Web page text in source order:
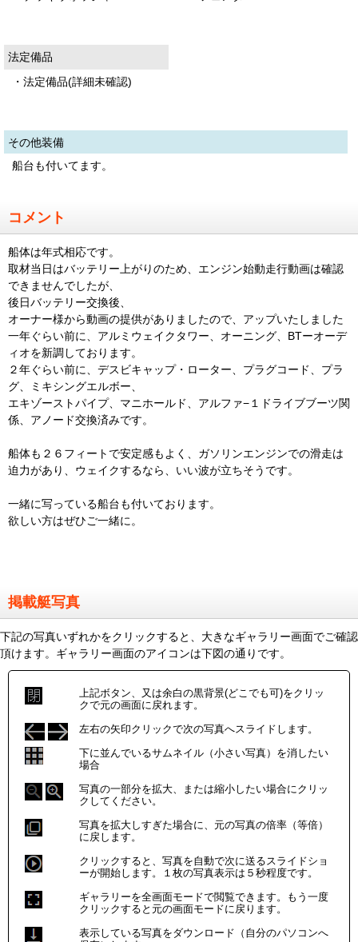
法定備品
・法定備品(詳細未確認)
その他装備
船台も付いてます。
コメント
船体は年式相応です。
取材当日はバッテリー上がりのため、エンジン始動走行動画は確認
できませんでしたが、
後日バッテリー交換後、
オーナー様から動画の提供がありましたので、アップいたしました
一年ぐらい前に、アルミウェイクタワー、オーニング、BTーオーデ
ィオを新調しております。
２年ぐらい前に、デスビキャップ・ローター、プラグコード、プラ
グ、ミキシングエルボー、
エキゾーストパイプ、マニホールド、アルファ−１ドライブブーツ関
係、アノード交換済みです。
船体も２６フィートで安定感もよく、ガソリンエンジンでの滑走は
迫力があり、ウェイクするなら、いい波が立ちそうです。
一緒に写っている船台も付いております。
欲しい方はぜひご一緒に。
掲載艇写真
下記の写真いずれかをクリックすると、大きなギャラリー画面でご確認
頂けます。ギャラリー画面のアイコンは下図の通りです。
上記ボタン、又は余白の黒背景(どこでも可)をクリッ
クで元の画面に戻れます。
左右の矢印クリックで次の写真へスライドします。
下に並んでいるサムネイル（小さい写真）を消したい
場合
写真の一部分を拡大、または縮小したい場合にクリッ
クしてください。
写真を拡大しすぎた場合に、元の写真の倍率（等倍）
に戻します。
クリックすると、写真を自動で次に送るスライドショ
ーが開始します。１枚の写真表示は５秒程度です。
ギャラリーを全画面モードで閲覧できます。もう一度
クリックすると元の画面モードに戻ります。
表示している写真をダウンロード（自分のパソコンへ